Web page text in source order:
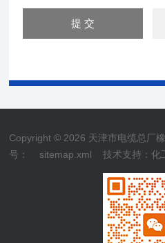
Copyright © 2026 天津市电缆总厂
号：
sitemap.xml 技术支持：化